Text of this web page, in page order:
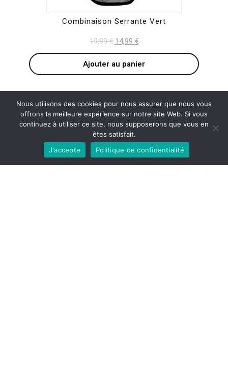
Combinaison Mauve Femme
24,99€
Ajouter au panier
Nous utilisons des cookies pour nous assurer que nous vous
offrons la meilleure expérience sur notre site Web. Si vous
continuez à utiliser ce site, nous supposerons que vous en
êtes satisfait.
J'accepte
Politique de confidentialité